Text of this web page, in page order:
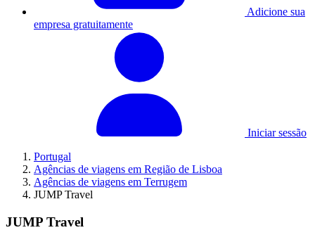
Adicione sua
empresa gratuitamente
Iniciar sessão
Portugal
Agências de viagens em Região de Lisboa
Agências de viagens em Terrugem
JUMP Travel
JUMP Travel